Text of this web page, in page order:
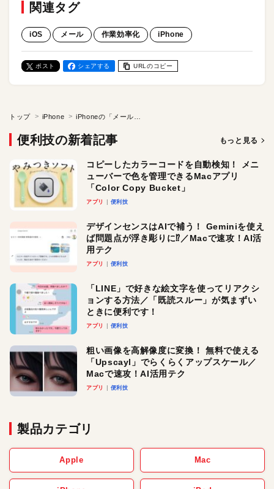
関連タグ
iOS メール 作業効率化 iPhone
ポスト シェアする URLのコピー
トップ iPhone
便利技の新着記事 もっと見る
コピーしたカラーコードを自動検知！ メニ
ューバーで色を管理できるMacアプリ
「Color Copy Bucket」
アプリ 便利技
デザインセンスはAIで補う！ Geminiを使え
ば問題点が浮き彫りに⁉︎／Macで速攻！AI活
用テク
アプリ 便利技
「LINE」で好きな絵文字を使ってリアクシ
ョンする方法／「既読スルー」が気まずい
ときに便利です！
アプリ 便利技
粗い画像を高解像度に変換！ 無料で使える
「Upscayl」でらくらくアップスケール／
Macで速攻！AI活用テク
アプリ 便利技
製品カテゴリ
Apple Mac